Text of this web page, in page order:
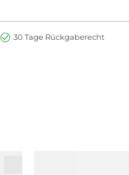
30 Tage Rückgaberecht